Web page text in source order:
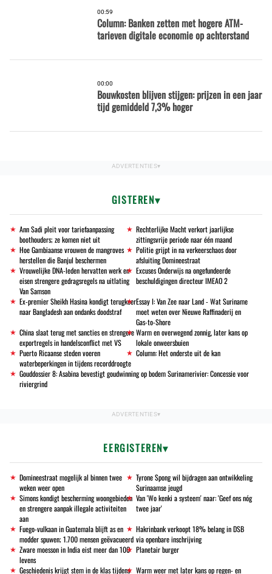
00:59
Column: Banken zetten met hogere ATM-
tarieven digitale economie op achterstand
00:00
Bouwkosten blijven stijgen: prijzen in een jaar
tijd gemiddeld 7,3% hoger
GISTEREN
Ann Sadi pleit voor tariefaanpassing
boothouders; ze komen niet uit
Rechterlijke Macht verkort jaarlijkse
zittingsvrije periode naar één maand
Hoe Gambiaanse vrouwen de mangroves
herstellen die Banjul beschermen
Politie grijpt in na verkeerschaos door
afsluiting Domineestraat
Vrouwelijke DNA-leden hervatten werk en
eisen strengere gedragsregels na uitlating
Van Samson
Excuses Onderwijs na ongefundeerde
beschuldigingen directeur IMEAO 2
Ex-premier Sheikh Hasina kondigt terugkeer
naar Bangladesh aan ondanks doodstraf
Essay I: Van Zee naar Land - Wat Suriname
moet weten over Nieuwe Raffinaderij en
Gas-to-Shore
China slaat terug met sancties en strengere
exportregels in handelsconflict met VS
Warm en overwegend zonnig, later kans op
lokale onweersbuien
Puerto Ricaanse steden voeren
waterbeperkingen in tijdens recorddroogte
Column: Het onderste uit de kan
Gouddossier 8: Asabina bevestigt goudwinning op bodem Surinamerivier: Concessie voor
riviergrind
EERGISTEREN
Domineestraat mogelijk al binnen twee
weken weer open
Tyrone Spong wil bijdragen aan ontwikkeling
Surinaamse jeugd
Simons kondigt bescherming woongebieden
en strengere aanpak illegale activiteiten
aan
Van 'Wo kenki a systeem' naar: 'Geef ons nóg
twee jaar'
Fuego-vulkaan in Guatemala blijft as en
modder spuwen; 1.700 mensen geëvacueerd
Hakrinbank verkoopt 18% belang in DSB
via openbare inschrijving
Zware moesson in India eist meer dan 100
levens
Planetair burger
Geschiedenis krijgt stem in de klas tijdens Warm weer met later kans op regen- en